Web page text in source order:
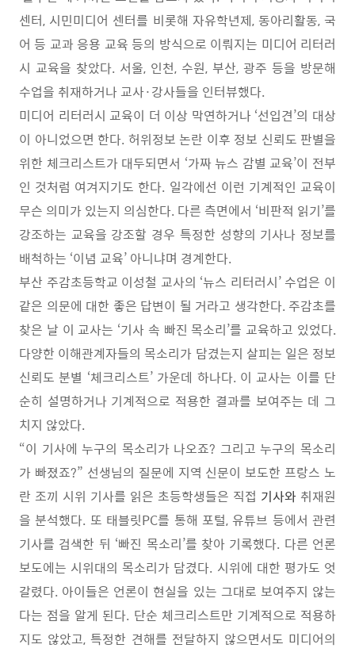
센터, 시민미디어 센터를 비롯해 자유학년제, 동아리활동,국
어 등 교과 응용 교육 등의 방식으로 이뤄지는 미디어 리터러
시 교육을 찾았다. 서울, 인천, 수원, 부산, 광주 등을 방문해
수업을 취재하거나 교사·강사들을 인터뷰했다.
미디어 리터러시 교육이 더 이상 막연하거나 ‘선입견’의 대상
이 아니었으면 한다. 허위정보 논란 이후 정보 신뢰도 판별을
위한 체크리스트가 대두되면서 ‘가짜 뉴스 감별 교육’이 전부
인 것처럼 여겨지기도 한다. 일각에선 이런 기계적인 교육이
무슨 의미가 있는지 의심한다. 다른 측면에서 ‘비판적 읽기’를
강조하는 교육을 강조할 경우 특정한 성향의 기사나 정보를
배척하는 ‘이념 교육’ 아니냐며 경계한다.
부산 주감초등학교 이성철 교사의 ‘뉴스 리터러시’ 수업은 이
같은 의문에 대한 좋은 답변이 될 거라고 생각한다. 주감초를
찾은 날 이 교사는 ‘기사 속 빠진 목소리’를 교육하고 있었다.
다양한 이해관계자들의 목소리가 담겼는지 살피는 일은 정보
신뢰도 분별 ‘체크리스트’ 가운데 하나다. 이 교사는 이를 단
순히 설명하거나 기계적으로 적용한 결과를 보여주는 데 그
치지 않았다.
“이 기사에 누구의 목소리가 나오죠? 그리고 누구의 목소리
가 빠졌죠?” 선생님의 질문에 지역 신문이 보도한 프랑스 노
란 조끼 시위 기사를 읽은 초등학생들은 직접 기사와 취재원
을 분석했다. 또 태블릿PC를 통해 포털,유튜브 등에서 관련
기사를 검색한 뒤 ‘빠진 목소리’를 찾아 기록했다. 다른 언론
보도에는 시위대의 목소리가 담겼다. 시위에 대한 평가도 엇
갈렸다. 아이들은 언론이 현실을 있는 그대로 보여주지 않는
다는 점을 알게 된다. 단순 체크리스트만 기계적으로 적용하
지도 않았고,특정한 견해를 전달하지 않으면서도 미디어의